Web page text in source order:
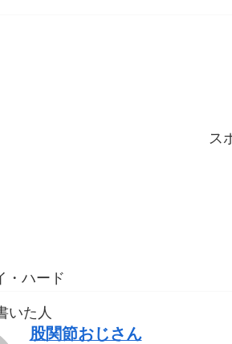
ス
・ハード
いた人
股関節おじさん